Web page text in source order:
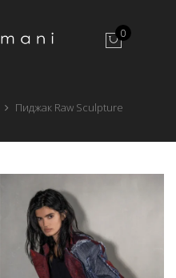
0
Пиджак Raw Sculpture